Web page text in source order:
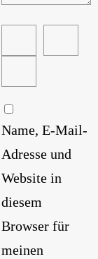
Name, E-Mail-
Adresse und
Website in
diesem
Browser für
meinen